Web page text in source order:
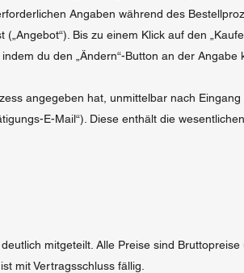
Angaben während des
Bis zu einem Klick auf den
du den „Ändern“-Button an der Angabe
angegeben hat, unmittelbar nach
E-Mail“). Diese enthält die
mitgeteilt. Alle Preise sind
mit Vertragsschluss fällig.